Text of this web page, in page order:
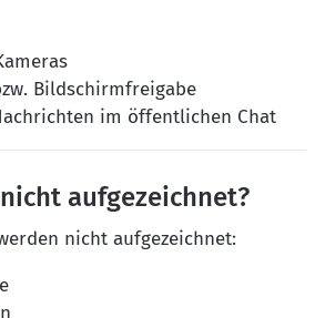
Bildschirmfreigabe
im öffentlichen Chat
aufgezeichnet?
nicht aufgezeichnet: